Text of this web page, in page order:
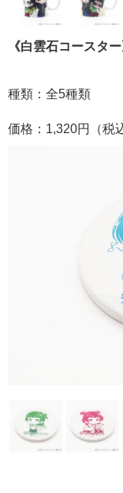
《白雲石コースター
種類：全5種類
価格：1,320円（税